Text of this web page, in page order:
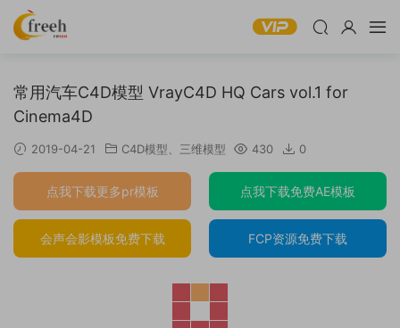
常用汽车C4D模型 VrayC4D HQ Cars vol.1 for
Cinema4D
2019-04-21 C4D模型 三维模型 430 0
点我下载更多pr模板 点我下载免费AE模板
会声会影模板免费下载 FCP资源免费下载